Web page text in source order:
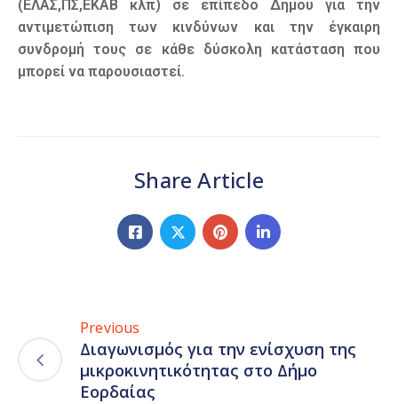
(ΕΛΑΣ,ΠΣ,ΕΚΑΒ κλπ) σε επίπεδο Δήμου για την
αντιμετώπιση των κινδύνων και την έγκαιρη
συνδρομή τους σε κάθε δύσκολη κατάσταση που
μπορεί να παρουσιαστεί.
Share Article
Previous
Διαγωνισμός για την ενίσχυση της
μικροκινητικότητας στο Δήμο
Εορδαίας